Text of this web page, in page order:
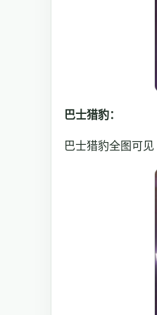
巴士猎豹：
巴士猎豹全图可见